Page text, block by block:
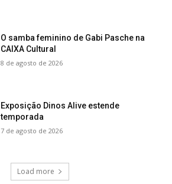
O samba feminino de Gabi Pasche na
CAIXA Cultural
8 de agosto de 2026
Exposição Dinos Alive estende
temporada
7 de agosto de 2026
Load more